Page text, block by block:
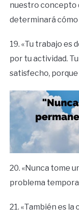
nuestro concepto
determinará cómo
19. «Tu trabajo es
por tu actividad.
satisfecho, porque
20. «Nunca tome
problema
21. «También es la